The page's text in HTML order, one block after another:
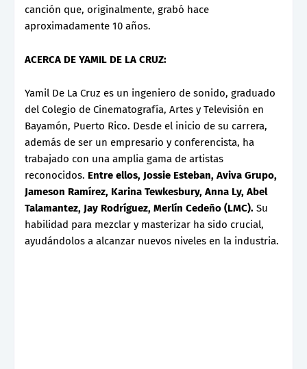
canción que, originalmente, grabó hace
aproximadamente 10 años.
ACERCA DE YAMIL DE LA CRUZ:
Yamil De La Cruz es un ingeniero de sonido, graduado
del Colegio de Cinematografía, Artes y Televisión en
Bayamón, Puerto Rico. Desde el inicio de su carrera,
además de ser un empresario y conferencista, ha
trabajado con una amplia gama de artistas
reconocidos. Entre ellos, Jossie Esteban, Aviva Grupo,
Jameson Ramírez, Karina Tewkesbury, Anna Ly, Abel
Talamantez, Jay Rodríguez, Merlín Cedeño (LMC). Su
habilidad para mezclar y masterizar ha sido crucial,
ayudándolos a alcanzar nuevos niveles en la industria.